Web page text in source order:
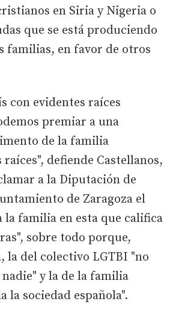
en Siria y Nigeria o
que se está produciendo
familias, en favor de otros
con evidentes raíces
premiar a una
de la familia
defiende Castellanos,
a la Diputación de
de Zaragoza el
familia en esta que califica
sobre todo porque,
la del colectivo LGTBI "no
y la de la familia
la sociedad española".